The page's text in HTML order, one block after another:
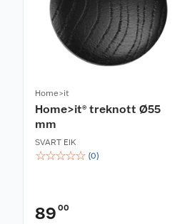
Home>it
Home>it® treknott Ø55
mm
SVART EIK
☆☆☆☆☆ (0)
89 00